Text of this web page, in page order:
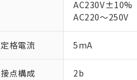
AC230V±10%
AC220～250V
定格電流 5mA
接点構成 2b
以下の条件
当社制
があります。
鉛(Pb)
「○」：最大
「×」：最
「－」：未
などの